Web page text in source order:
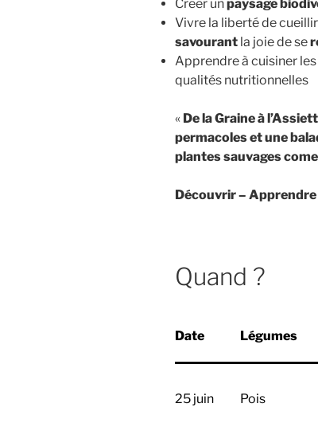
Créer unpaysage
Vivre la liberté de
savourant la joie de se
Apprendre à cuisiner
qualités nutritionnelles
« De la Graine à
permacoles et une
plantes sauvages
Découvrir – Apprendre
Quand ?
Date Légumes
25 juin Pois